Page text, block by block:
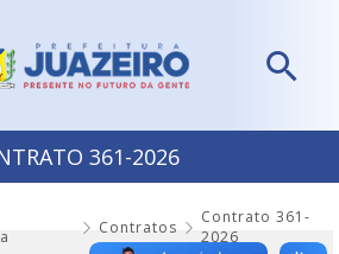
361-2026
Contratos
Contrato 361-
2026